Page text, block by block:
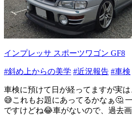
インプレッサ スポーツワゴン GF8
#斜め上からの美学 #近況報告 #車検
車検に預けて日が経ってますが実
😅これもお題にあってるかなぁ🤔
ですけどね😂車がないので、過去